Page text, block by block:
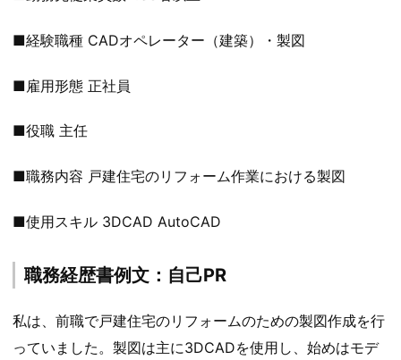
■経験職種 CADオペレーター（建築）・製図
■雇用形態 正社員
■役職 主任
■職務内容 戸建住宅のリフォーム作業における製図
■使用スキル 3DCAD AutoCAD
職務経歴書例文：自己PR
私は、前職で戸建住宅のリフォームのための製図作成を行
っていました。製図は主に3DCADを使用し、始めはモデ